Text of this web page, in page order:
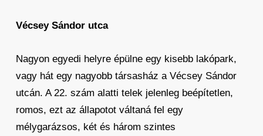
Vécsey Sándor utca
Nagyon egyedi helyre épülne egy kisebb lakópark,
vagy hát egy nagyobb társasház a Vécsey Sándor
utcán. A 22. szám alatti telek jelenleg beépítetlen,
romos, ezt az állapotot váltaná fel egy
mélygarázsos, két és három szintes